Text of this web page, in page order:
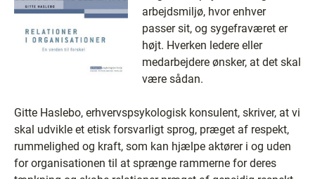
arbejdsmiljø, hvor enhver
passer sit, og sygefraværet er
højt. Hverken ledere eller
medarbejdere ønsker, at det skal
være sådan.
Gitte Haslebo, erhvervspsykologisk konsulent, skriver, at vi
skal udvikle et etisk forsvarligt sprog, præget af respekt,
rummelighed og kraft, som kan hjælpe aktører i og uden
for organisationen til at sprænge rammerne for deres